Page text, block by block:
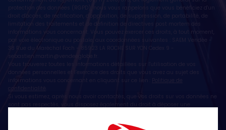
protection des données (RGPD), nous vous rappelons que vous bénéficiez d'un
droit d'accès, de rectification, d'opposition, de suppression, de portabilité, de
limitation des traitements et de définition de directives post mortem des
informations vous concernant. Vous pouvez exercer ces droits, à tout moment,
par voie électronique ou postale, aux coordonnées suivantes : SAEM Vendée -
38 Rue du Maréchal Foch - 85923 LA ROCHE SUR YON Cedex 9 -
sebastien.martin@vendeeglobe.fr
Vous trouverez toutes les informations détaillées sur l'utilisation de vos
données personnelles et l’exercice des droits que vous avez au sujet des
informations vous concernant en cliquant sur ce lien :
Politique de
confidentialité
Si vous estimez, après nous avoir contactés, que vos droits sur vos données ne